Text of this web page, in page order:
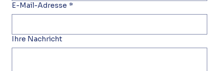
E-Mail-Adresse *
Ihre Nachricht